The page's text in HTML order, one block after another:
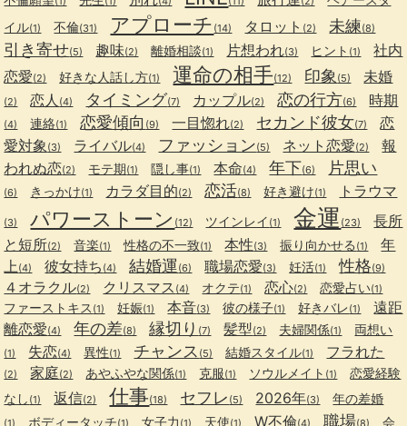
イル(1) 不倫(31) アプローチ (14) タロット (2) 未練(8)
引き寄せ(5) 趣味(2) 離婚相談(1) 片想われ(3) ヒント (1)
社内
恋愛(2) 好きな人話し方(1) 運命の相手(12) 印象(5) 未婚
(2) 恋人 (4) タイミング(7) カップル(2) 恋の行方(6) 時期
(4) 連絡(1) 恋愛傾向 (9) 一目惚れ(2) セカンド彼女(7)
恋
愛対象(3) ライバル(4) ファッション(5) ネット恋愛(2)
報
われぬ恋(2) モテ期(1) 隠し事(1) 本命(4) 年下(6) 片思い
(6) きっかけ(1) カラダ目的(2) 恋活(8) 好き避け(1) トラウマ
(3) パワーストーン (12) ツインレイ (1) 金運 (23)
長所
と短所(2) 音楽(1) 性格の不一致(1) 本性(3) 振り向かせる (1)
年
上(4) 彼女持ち (4) 結婚運(6) 職場恋愛(3) 妊活(1) 性格(9)
４オラクル(2) クリスマス (4) オクテ(1) 恋心(2) 恋愛占い(1)
ファーストキス (1) 妊娠(1) 本音(3) 彼の様子(1) 好きバレ(1)
遠距
離恋愛(4) 年の差(8) 縁切り (7) 髪型(2) 夫婦関係(1) 両想い
(1) 失恋(4) 異性(1) チャンス (5) 結婚スタイル(1) フラれた
(2) 家庭(2) あやふやな関係(1) 克服(1) ソウルメイト (1)
恋愛経験
なし (1) 返信(2) 仕事(18) セフレ (5) 2026年(3) 年の差婚
ボディータッチ 女子力 天使 W不倫 職場
会